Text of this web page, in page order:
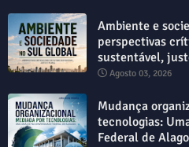
Ambiente e
perspectivas
sustentável,
Agosto 03, 2026
Mudança
tecnologias:
Federal de